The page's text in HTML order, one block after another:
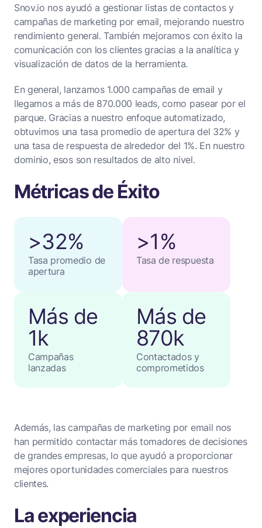
Snov.io nos ayudó a gestionar listas de contactos y
campañas de marketing por email, mejorando nuestro
rendimiento general. También mejoramos con éxito la
comunicación con los clientes gracias a la analítica y
visualización de datos de la herramienta.
En general, lanzamos 1.000 campañas de email y
llegamos a más de 870.000 leads, como pasear por el
parque. Gracias a nuestro enfoque automatizado,
obtuvimos una tasa promedio de apertura del 32% y
una tasa de respuesta de alrededor del 1%. En nuestro
dominio, esos son resultados de alto nivel.
Métricas de Éxito
>32%
Tasa promedio de
apertura
>1%
Tasa de respuesta
Más de
1k
Campañas
lanzadas
Más de
870k
Contactados y
comprometidos
Además, las campañas de marketing por email nos
han permitido contactar más tomadores de decisiones
de grandes empresas, lo que ayudó a proporcionar
mejores oportunidades comerciales para nuestros
clientes.
La experiencia